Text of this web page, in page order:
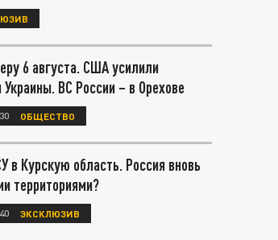
6 августа. США усилили
ВС России – в Орехове
ОБЩЕСТВО
в Курскую область. Россия вновь
территориями?
ЭКСКЛЮЗИВ